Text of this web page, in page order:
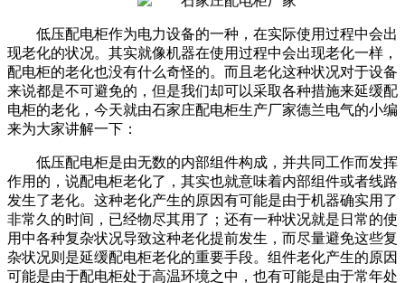
低压配电柜作为电力设备的一种，在实际使用过程中会出
现老化的状况。其实就像机器在使用过程中会出现老化一样，
配电柜的老化也没有什么奇怪的。而且老化这种状况对于设备
来说都是不可避免的，但是我们却可以采取各种措施来延缓配
电柜的老化，今天就由石家庄配电柜生产厂家德兰电气的小编
来为大家讲解一下：
低压配电柜是由无数的内部组件构成，并共同工作而发挥
作用的，说配电柜老化了，其实也就意味着内部组件或者线路
发生了老化。这种老化产生的原因有可能是由于机器确实用了
非常久的时间，已经物尽其用了；还有一种状况就是日常的使
用中各种复杂状况导致这种老化提前发生，而尽量避免这些复
杂状况则是延缓配电柜老化的重要手段。组件老化产生的原因
可能是由于配电柜处于高温环境之中，也有可能是由于常年处